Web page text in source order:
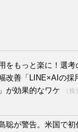
をもっと楽に！選考
改善「LINE×AIの採
が効果的なワケ
（
聡が警告。米国で初